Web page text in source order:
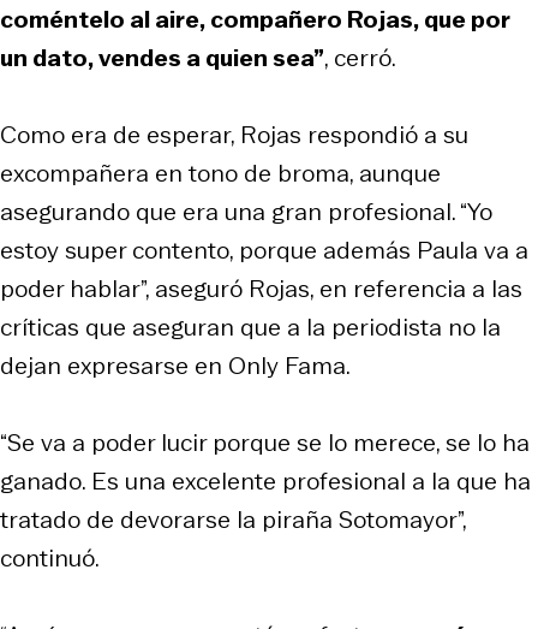
coméntelo al aire, compañero Rojas, que por
un dato, vendes a quien sea”, cerró.
Como era de esperar, Rojas respondió a su
excompañera en tono de broma, aunque
asegurando que era una gran profesional. “Yo
estoy super contento, porque además Paula va a
poder hablar”, aseguró Rojas, en referencia a las
críticas que aseguran que a la periodista no la
dejan expresarse en Only Fama.
“Se va a poder lucir porque se lo merece, se lo ha
ganado. Es una excelente profesional a la que ha
tratado de devorarse la piraña Sotomayor”,
continuó.